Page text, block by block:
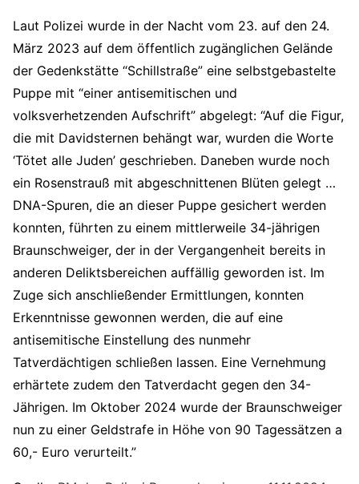
Laut Polizei wurde in der Nacht vom 23. auf den 24.
März 2023 auf dem öffentlich zugänglichen Gelände
der Gedenkstätte “Schillstraße” eine selbstgebastelte
Puppe mit “einer antisemitischen und
volksverhetzenden Aufschrift” abgelegt: “Auf die Figur,
die mit Davidsternen behängt war, wurden die Worte
‘Tötet alle Juden’ geschrieben. Daneben wurde noch
ein Rosenstrauß mit abgeschnittenen Blüten gelegt …
DNA-Spuren, die an dieser Puppe gesichert werden
konnten, führten zu einem mittlerweile 34-jährigen
Braunschweiger, der in der Vergangenheit bereits in
anderen Deliktsbereichen auffällig geworden ist. Im
Zuge sich anschließender Ermittlungen, konnten
Erkenntnisse gewonnen werden, die auf eine
antisemitische Einstellung des nunmehr
Tatverdächtigen schließen lassen. Eine Vernehmung
erhärtete zudem den Tatverdacht gegen den 34-
Jährigen. Im Oktober 2024 wurde der Braunschweiger
nun zu einer Geldstrafe in Höhe von 90 Tagessätzen a
60,- Euro verurteilt.”